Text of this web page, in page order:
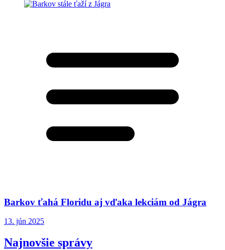
Barkov ťahá Floridu aj vďaka lekciám od Jágra
13. jún 2025
Najnovšie správy